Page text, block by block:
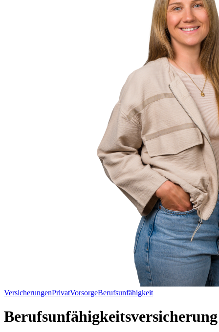
VersicherungenPrivatVorsorgeBerufsunfähigkeit
Berufsunfähigkeitsversicherung